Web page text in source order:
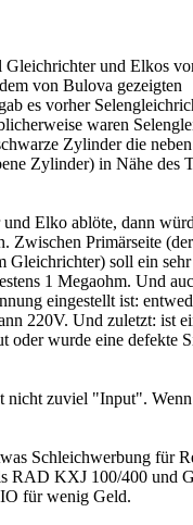
Gleichrichter und Elkos
von Bulova gezeigten
es vorher
waren
Zylinder die
Zylinder) in Nähe des
Elko ablöte, dann
Zwischen Primärseite
Gleichrichter) soll ein
1 Megaohm. Und
eingestellt ist:
220V. Und zuletzt: ist
oder wurde eine defekte
nicht zuviel "Input".
Schleichwerbung für
RAD KXJ 100/400 und
für wenig Geld.